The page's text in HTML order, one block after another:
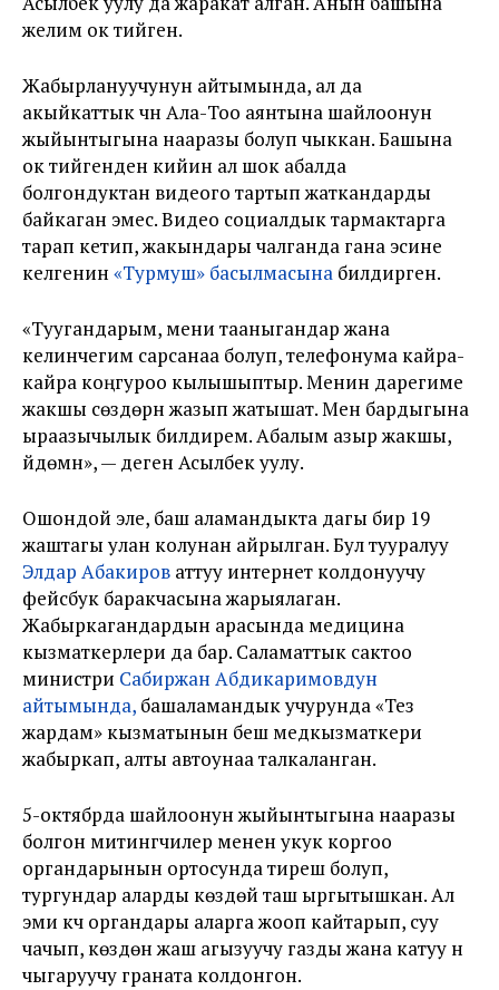
желим ок тийген.
Жабырлануучунун айтымында, ал да
акыйкаттык үчүн Ала-Тоо аянтына шайлоонун
жыйынтыгына нааразы болуп чыккан. Башына
ок тийгенден кийин ал шок абалда
болгондуктан видеого тартып жаткандарды
байкаган эмес. Видео социалдык тармактарга
тарап кетип, жакындары чалганда гана эсине
келгенин «Турмуш» басылмасына билдирген.
«Туугандарым, мени тааныгандар жана
келинчегим сарсанаа болуп, телефонума кайра-
кайра коңгуроо кылышыптыр. Менин дарегиме
жакшы сөздөрүн жазып жатышат. Мен бардыгына
ыраазычылык билдирем. Абалым азыр жакшы,
үйдөмүн», — деген Асылбек уулу.
Ошондой эле, баш аламандыкта дагы бир 19
жаштагы улан колунан айрылган. Бул тууралуу
Элдар Абакиров аттуу интернет колдонуучу
фейсбук баракчасына жарыялаган.
Жабыркагандардын арасында медицина
кызматкерлери да бар. Саламаттык сактоо
министри Сабиржан Абдикаримовдун
айтымында, башаламандык учурунда «Тез
жардам» кызматынын беш медкызматкери
жабыркап, алты автоунаа талкаланган.
5-октябрда шайлоонун жыйынтыгына нааразы
болгон митингчилер менен укук коргоо
органдарынын ортосунда тиреш болуп,
тургундар аларды көздөй таш ыргытышкан. Ал
эми күч органдары аларга жооп кайтарып, суу
чачып, көздөн жаш агызуучу газды жана катуу үн
чыгаруучу граната колдонгон.